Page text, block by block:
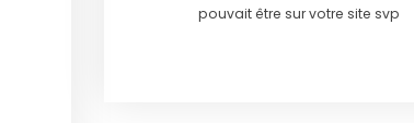
pouvait être sur votre site svp